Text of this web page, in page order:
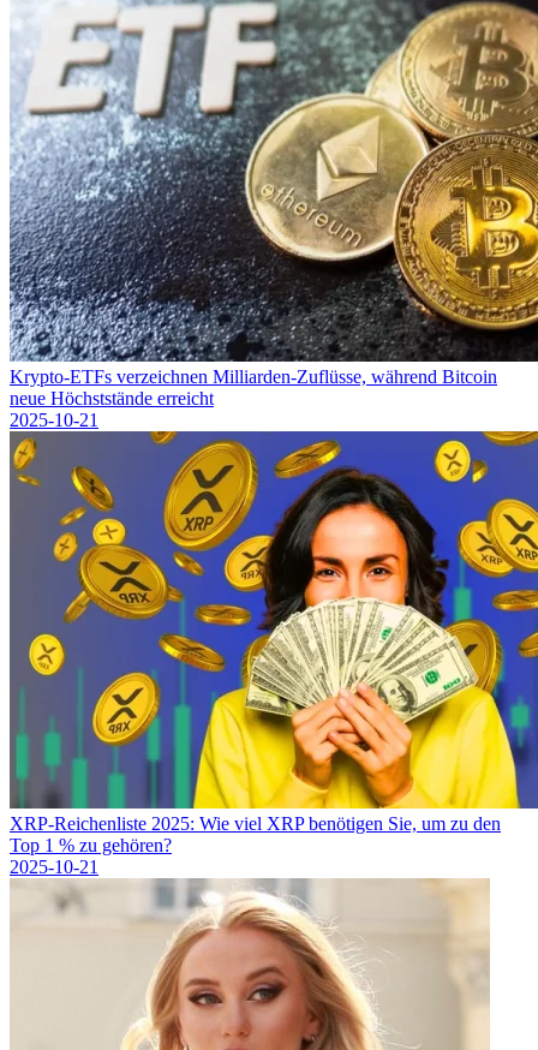
Krypto-ETFs verzeichnen Milliarden-Zuflüsse, während Bitcoin
neue Höchststände erreicht
2025-10-21
XRP-Reichenliste 2025: Wie viel XRP benötigen Sie, um zu den
Top 1 % zu gehören?
2025-10-21